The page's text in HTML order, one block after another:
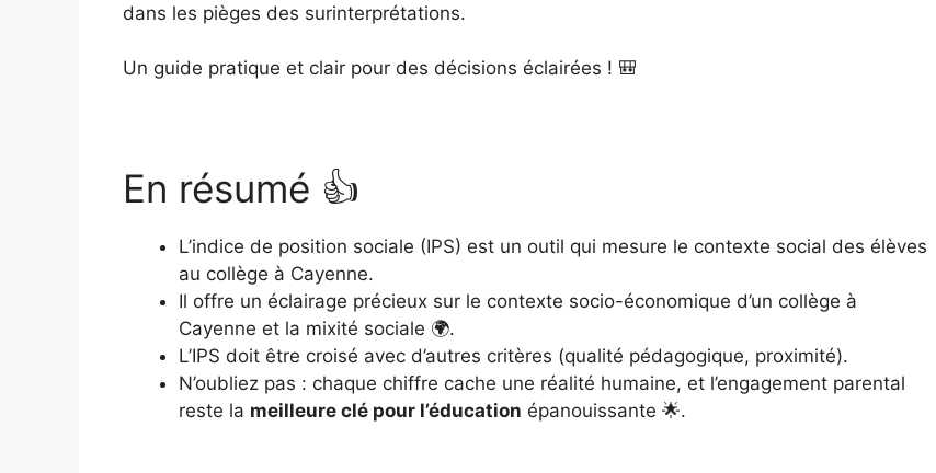
dans les pièges des surinterprétations.
Un guide pratique et clair pour des décisions éclairées ! 🎒
En résumé 👍
L’indice de position sociale (IPS) est un outil qui mesure le contexte social des élèves
au collège à Cayenne.
Il offre un éclairage précieux sur le contexte socio-économique d’un collège à
Cayenne et la mixité sociale 🌍.
L’IPS doit être croisé avec d’autres critères (qualité pédagogique, proximité).
N’oubliez pas : chaque chiffre cache une réalité humaine, et l’engagement parental
reste la meilleure clé pour l’éducation épanouissante 🌟.